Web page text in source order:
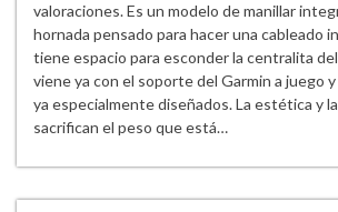
valoraciones. Es un modelo de manillar
hornada pensado para hacer una cableado
tiene espacio para esconder la centralita
viene ya con el soporte del Garmin a juego
ya especialmente diseñados. La estética y
sacrifican el peso que está…